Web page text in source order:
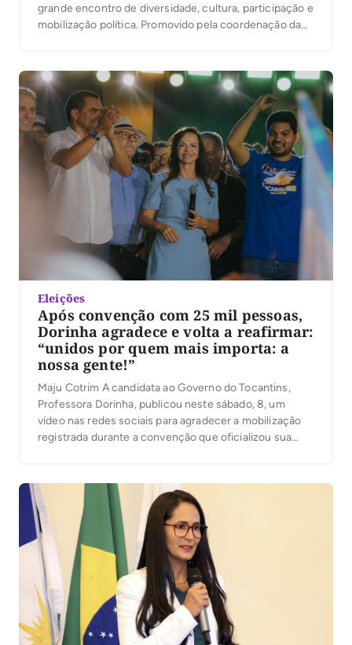
grande encontro de diversidade, cultura, participação e
mobilização política. Promovido pela coordenação da
o evento reuniu jovens de Palmas em torno de […]
Eleições
Após convenção com 25 mil pessoas,
Dorinha agradece e volta a reafirmar:
“unidos por quem mais importa: a
nossa gente!”
Maju Cotrim A candidata ao Governo do Tocantins,
Professora Dorinha, publicou neste sábado, 8, um
vídeo nas redes sociais para agradecer a mobilização
registrada durante a convenção que oficializou sua
destacou a presença das caravanas, lideranças e
apoiadores que participaram […]